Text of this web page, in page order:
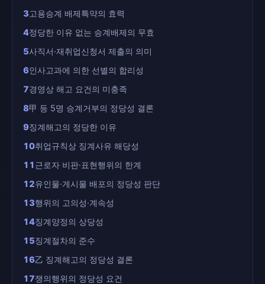
3고용승계 배제특약의 효력
4정당한 이유 없는 승계배제의 무효
5사직서·재취업신청서 제출의 의미
6인사고과에 의한 선별의 합리성
7경영상 해고 요건의 미충족
8甲 등 5명 승계거부의 정당성 결론
9징계해고의 정당한 이유
10취업규칙상 징계사유 해당성
11근로자 비판·표현행위의 한계
12유인물·게시물 배포의 정당성 판단
13행위의 고의성·계속성
14징계양정의 상당성
15징계절차의 준수
16乙 징계해고의 정당성 결론
17쟁의행위의 정당성 요건